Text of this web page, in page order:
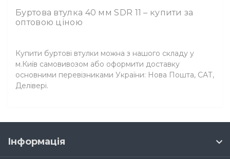
Буртова втулка 40 мм SDR 11 – купити за
оптовою ціною
Купити буртові втулки можна з нашого складу у
м.Київ самовивозом або оформити доставку
основними перевізниками України: Нова Пошта, САТ,
Делівері.
Інформація